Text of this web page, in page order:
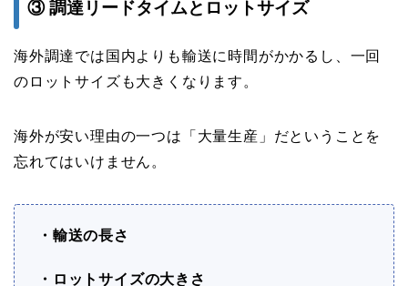
③ 調達リードタイムとロットサイズ
海外調達では国内よりも輸送に時間がかかるし、一回
のロットサイズも大きくなります。
海外が安い理由の一つは「大量生産」だということを
忘れてはいけません。
・輸送の長さ
・ロットサイズの大きさ